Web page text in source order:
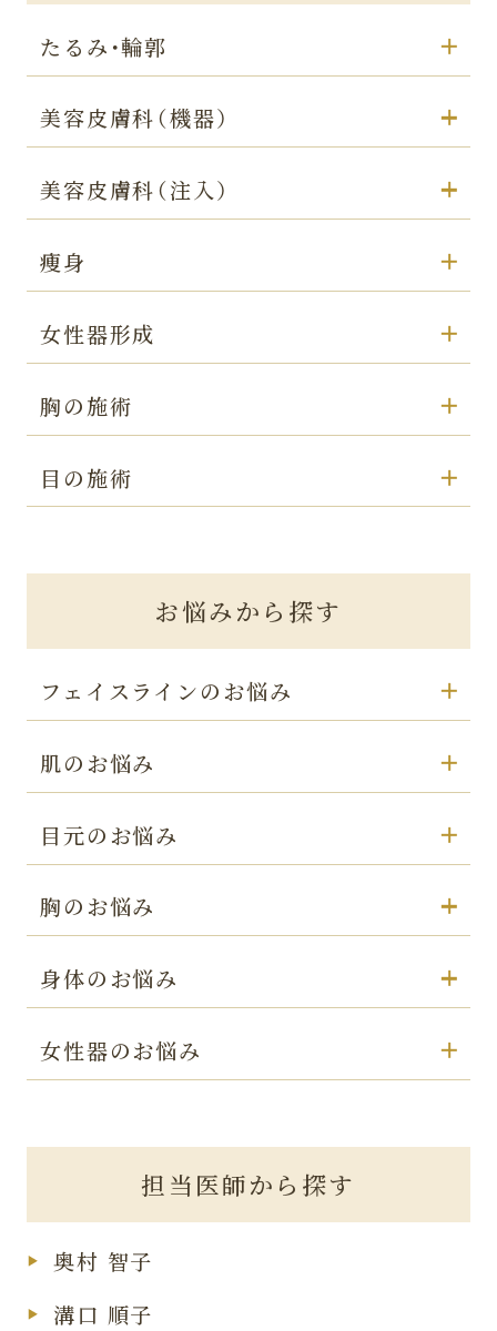
たるみ・輪郭
美容皮膚科（機器）
美容皮膚科（注入）
痩身
女性器形成
胸の施術
目の施術
お悩みから探す
フェイスラインのお悩み
肌のお悩み
目元のお悩み
胸のお悩み
身体のお悩み
女性器のお悩み
担当医師から探す
奥村 智子
溝口 順子